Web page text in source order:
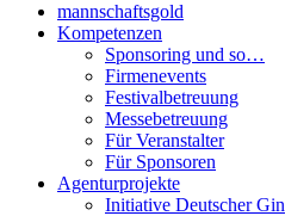
mannschaftsgold
Kompetenzen
Sponsoring und so…
Firmenevents
Festivalbetreuung
Messebetreuung
Für Veranstalter
Für Sponsoren
Agenturprojekte
Initiative Deutscher Gin